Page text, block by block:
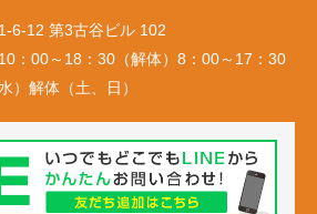
6-12 第3古谷ビル 102
10：00～18：30（解体）8：00～17：30
）解体（土、日）